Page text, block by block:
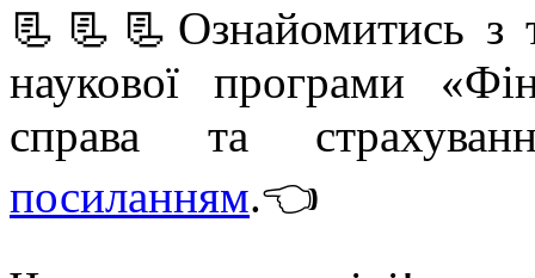
📃📃📃Ознайомитись з
наукової програми
справа та
посиланням.👈